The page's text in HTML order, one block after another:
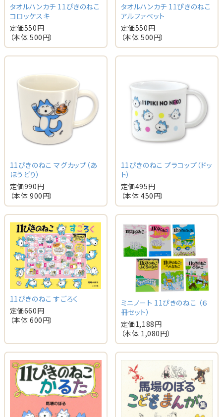
タオルハンカチ 11ぴきのねこ
コロッケスキ
定価550円
（本体 500円）
タオルハンカチ 11ぴきのねこ
アルファベット
定価550円
（本体 500円）
11ぴきのねこ マグカップ（あ
ほうどり）
定価990円
（本体 900円）
11ぴきのねこ プラコップ（ドッ
ト）
定価495円
（本体 450円）
11ぴきのねこ すごろく
定価660円
（本体 600円）
ミニノート 11ぴきのねこ （６
冊セット）
定価1,188円
（本体 1,080円）